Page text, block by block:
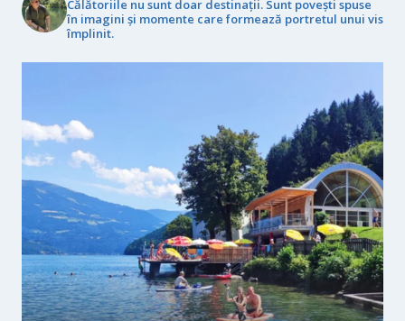
Călătoriile nu sunt doar destinații. Sunt povești spuse
în imagini și momente care formează portretul unui vis
împlinit.